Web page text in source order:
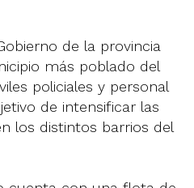
de la provincia
más poblado del
policiales y personal
de intensificar las
los distintos barrios del